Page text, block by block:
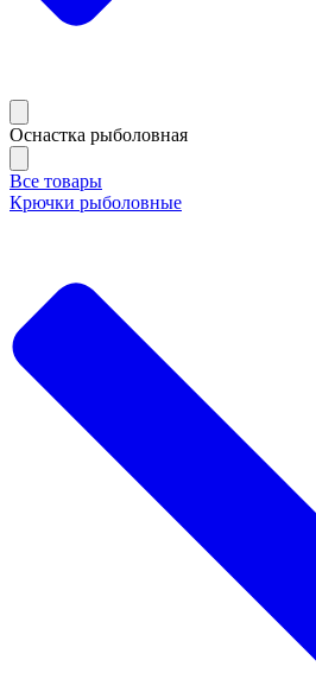
Оснастка рыболовная
Все товары
Крючки рыболовные